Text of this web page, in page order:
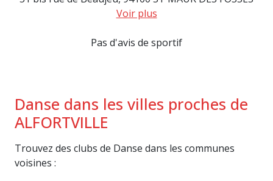
Voir plus
Pas d'avis de sportif
Danse dans les villes proches de
ALFORTVILLE
Trouvez des clubs de Danse dans les communes
voisines :